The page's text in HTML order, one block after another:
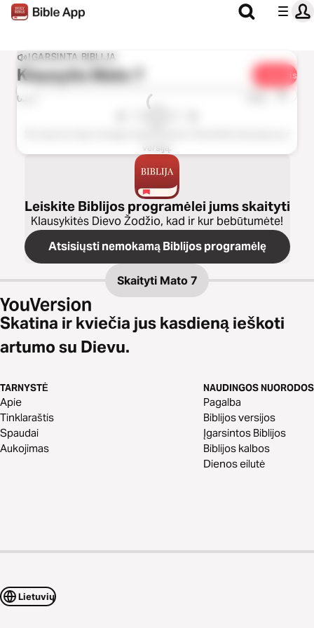
ĮGARSINTA BIBLIJA
KlausytisMato 7 Dalintis
0:00 1x
versiją.
Leiskite Biblijos programėlei jums skaityti
Klausykitės Dievo Žodžio, kad ir kur bebūtumėte!
Atsisiųsti nemokamą Biblijos programėlę
Skaityti Mato 7
Skatina ir kviečia jus kasdieną ieškoti
artumo su Dievu.
TARNYSTĖ
Apie
Tinklaraštis
Spaudai
Aukojimas
NAUDINGOS NUORODOS
Pagalba
Biblijos versijos
Įgarsintos Biblijos
Biblijos kalbos
Dienos eilutė
Lietuvių